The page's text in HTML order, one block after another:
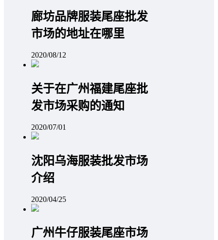
廊坊品牌服装尾座批发
市场的地址在哪里
2020/08/12
关于在广州福建尾座批
发市场采购的通知
2020/07/01
沈阳乌海服装批发市场
介绍
2020/04/25
广州牛仔服装尾座市场